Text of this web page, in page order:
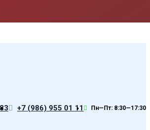
+7 (986) 955 01 11 Пн—Пт: 8:30—17:30